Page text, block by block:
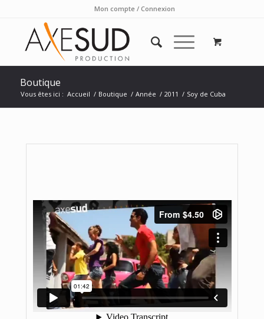
Mon compte / Connexion
Boutique
Vous êtes ici : Accueil / Boutique / Année / 2011 / Soy de Cuba